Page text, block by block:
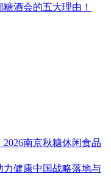
酒会的五大理由！
南京秋糖休闲食品
力健康中国战略落地与